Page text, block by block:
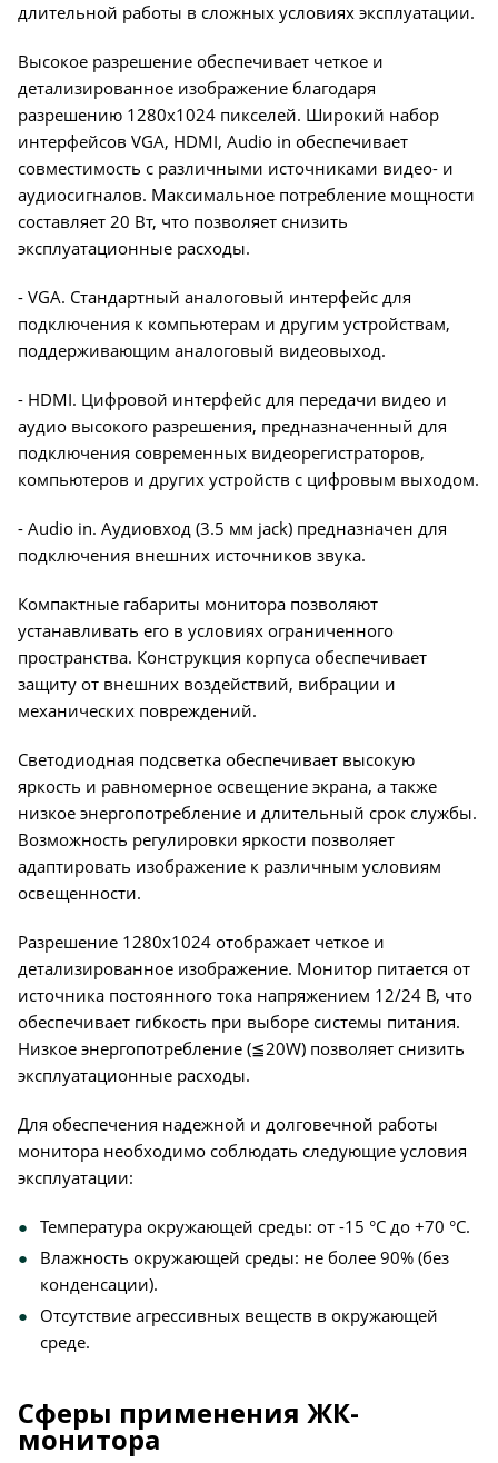
длительной работы в сложных условиях эксплуатации.
Высокое разрешение обеспечивает четкое и
детализированное изображение благодаря
разрешению 1280х1024 пикселей. Широкий набор
интерфейсов VGA, HDMI, Audio in обеспечивает
совместимость с различными источниками видео- и
аудиосигналов. Максимальное потребление мощности
составляет 20 Вт, что позволяет снизить
эксплуатационные расходы.
- VGA. Стандартный аналоговый интерфейс для
подключения к компьютерам и другим устройствам,
поддерживающим аналоговый видеовыход.
- HDMI. Цифровой интерфейс для передачи видео и
аудио высокого разрешения, предназначенный для
подключения современных видеорегистраторов,
компьютеров и других устройств с цифровым выходом.
- Audio in. Аудиовход (3.5 мм jack) предназначен для
подключения внешних источников звука.
Компактные габариты монитора позволяют
устанавливать его в условиях ограниченного
пространства. Конструкция корпуса обеспечивает
защиту от внешних воздействий, вибрации и
механических повреждений.
Светодиодная подсветка обеспечивает высокую
яркость и равномерное освещение экрана, а также
низкое энергопотребление и длительный срок службы.
Возможность регулировки яркости позволяет
адаптировать изображение к различным условиям
освещенности.
Разрешение 1280x1024 отображает четкое и
детализированное изображение. Монитор питается от
источника постоянного тока напряжением 12/24 В, что
обеспечивает гибкость при выборе системы питания.
Низкое энергопотребление (≦20W) позволяет снизить
эксплуатационные расходы.
Для обеспечения надежной и долговечной работы
монитора необходимо соблюдать следующие условия
эксплуатации:
Температура окружающей среды: от -15 °C до +70 °C.
Влажность окружающей среды: не более 90% (без
конденсации).
Отсутствие агрессивных веществ в окружающей
среде.
Сферы применения ЖК-
монитора